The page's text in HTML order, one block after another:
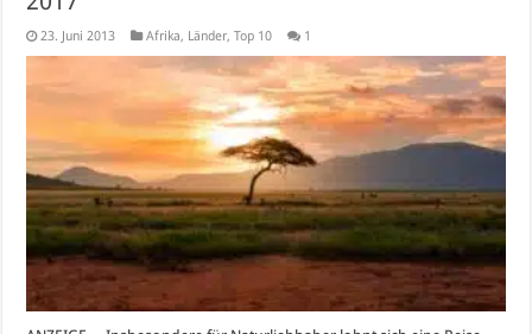
23. Juni 2013 Afrika, Länder,Top 10 1